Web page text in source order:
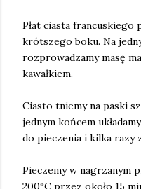
Płat ciasta francuskiego
krótszego boku. Na
rozprowadzamy masę
kawałkiem.
Ciasto tniemy na paski
jednym końcem
do pieczenia i kilka razy
Pieczemy w nagrzanym
200°C przez około 15